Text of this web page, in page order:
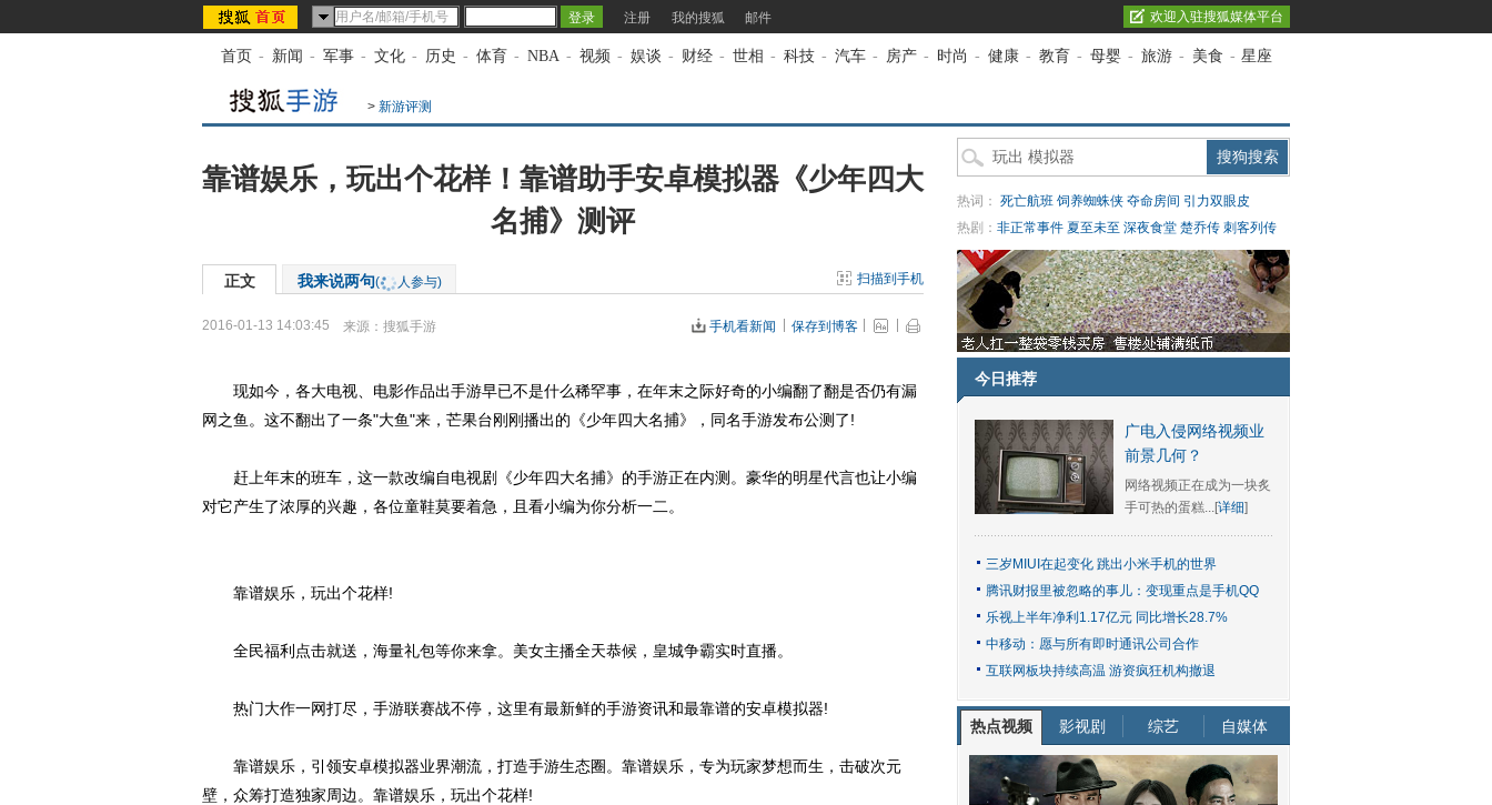
注册 我的搜狐 邮件 欢迎入驻搜狐媒体平台
首页 - 新闻 - 军事 - 文化 - 历史 - 体育 - NBA - 视频 - 娱谈 - 财经 - 世相 - 科技 - 汽车 - 房产 - 时尚 - 健康 - 教育 - 母婴 - 旅游 - 美食 - 星座
> 新游评测
靠谱娱乐，玩出个花样！靠谱助手安卓模拟器《少年四大
名捕》测评
正文 我来说两句( 人参与) 扫描到手机
2016-01-13 14:03:45 来源： 搜狐手游 手机看新闻 保存到博客
现如今，各大电视、电影作品出手游早已不是什么稀罕事，在年末之际好奇的小编翻了翻是否仍有漏
网之鱼。这不翻出了一条"大鱼"来，芒果台刚刚播出的《少年四大名捕》，同名手游发布公测了!
赶上年末的班车，这一款改编自电视剧《少年四大名捕》的手游正在内测。豪华的明星代言也让小编
对它产生了浓厚的兴趣，各位童鞋莫要着急，且看小编为你分析一二。
靠谱娱乐，玩出个花样!
全民福利点击就送，海量礼包等你来拿。美女主播全天恭候，皇城争霸实时直播。
热门大作一网打尽，手游联赛战不停，这里有最新鲜的手游资讯和最靠谱的安卓模拟器!
靠谱娱乐，引领安卓模拟器业界潮流，打造手游生态圈。靠谱娱乐，专为玩家梦想而生，击破次元
壁，众筹打造独家周边。靠谱娱乐，玩出个花样!
热词： 死亡航班 饲养蜘蛛侠 夺命房间 引力双眼皮
热剧： 非正常事件 夏至未至 深夜食堂 楚乔传 刺客列传
今日推荐
广电入侵网络视频业
前景几何？
网络视频正在成为一块炙
手可热的蛋糕...[详细]
三岁MIUI在起变化 跳出小米手机的世界
腾讯财报里被忽略的事儿：变现重点是手机QQ
乐视上半年净利1.17亿元 同比增长28.7%
中移动：愿与所有即时通讯公司合作
互联网板块持续高温 游资疯狂机构撤退
热点视频 影视剧 综艺 自媒体